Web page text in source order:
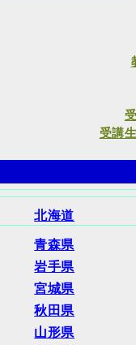
受講
北海道
青森県
岩手県
宮城県
秋田県
山形県